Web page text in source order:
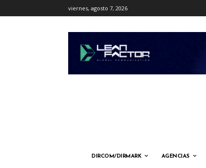
viernes, agosto 7, 2026
DIRCOM/DIRMARK AGENCIAS